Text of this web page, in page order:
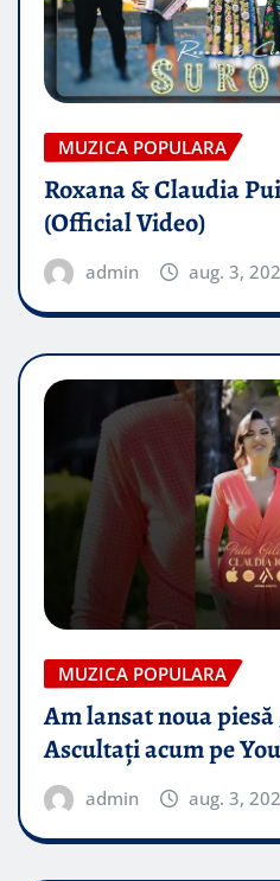
MUZICA POPULARA
Roxana & Claudia
(Official Video)
admin aug. 3,
MUZICA POPULARA
Am lansat noua
Ascultați acum pe
admin aug. 3,